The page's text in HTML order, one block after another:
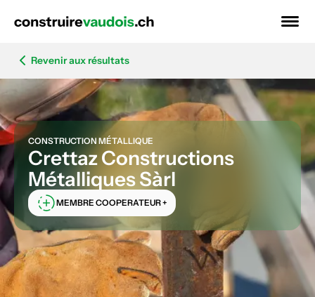
Revenir aux résultats
CONSTRUCTION MÉTALLIQUE
Crettaz Constructions
Métalliques Sàrl
MEMBRE COOPERATEUR +